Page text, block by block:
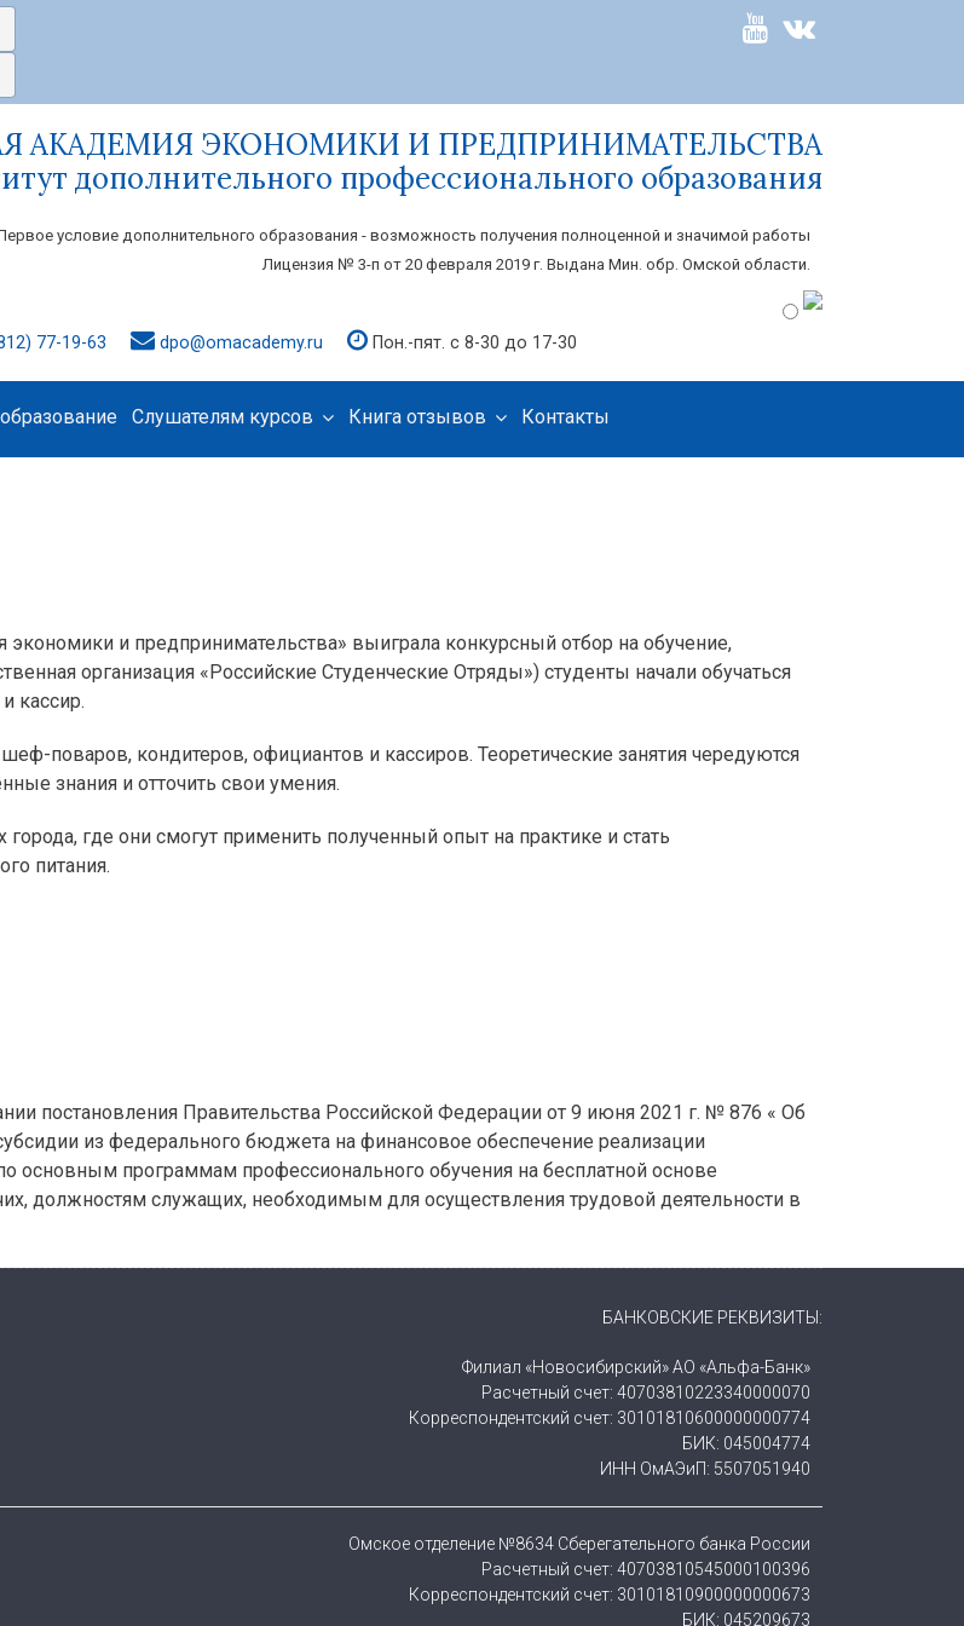
АКАДЕМИЯ ЭКОНОМИКИ И ПРЕДПРИНИМАТЕЛЬСТВА
дополнительного профессионального образования
условие дополнительного образования - возможность получения полноценной и значимой работы
Лицензия № 3-п от 20 февраля 2019 г. Выдана Мин. обр. Омской области.
77-19-63 dpo@omacademy.ru Пон.-пят. с 8-30 до 17-30
Слушателям курсов Книга отзывов Контакты
и предпринимательства» выиграла конкурсный отбор на обучение,
организация «Российские Студенческие Отряды») студенты начали обучаться
кассир.
поваров, кондитеров, официантов и кассиров. Теоретические занятия чередуются
знания и отточить свои умения.
где они смогут применить полученный опыт на практике и стать
питания.
постановления Правительства Российской Федерации от 9 июня 2021 г. № 876 « Об
из федерального бюджета на финансовое обеспечение реализации
основным программам профессионального обучения на бесплатной основе
должностям служащих, необходимым для осуществления трудовой деятельности в
БАНКОВСКИЕ РЕКВИЗИТЫ:
Филиал «Новосибирский» АО «Альфа-Банк»
Расчетный счет: 40703810223340000070
Корреспондентский счет: 30101810600000000774
БИК: 045004774
ИНН ОмАЭиП: 5507051940
Омское отделение №8634 Сберегательного банка России
Расчетный счет: 40703810545000100396
Корреспондентский счет: 30101810900000000673
БИК: 045209673